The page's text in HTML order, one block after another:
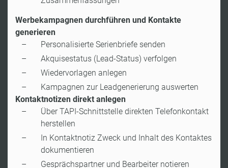
Werbekampagnen durchführen und Kontakte
generieren
Personalisierte Serienbriefe senden
Akquisestatus (Lead-Status) verfolgen
Wiedervorlagen anlegen
Kampagnen zur Leadgenerierung auswerten
Kontaktnotizen direkt anlegen
Über TAPI-Schnittstelle direkten Telefonkontakt
herstellen
In Kontaktnotiz Zweck und Inhalt des Kontaktes
dokumentieren
Gesprächspartner und Bearbeiter notieren